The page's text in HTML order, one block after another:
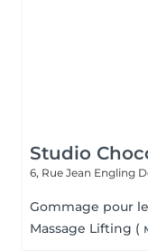
Studio
6, Rue Jean Engling
Gommage pour
Massage Lifting (